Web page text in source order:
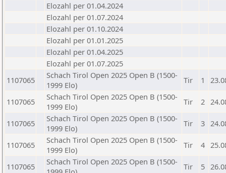
Elozahl per 01.04.2024
Elozahl per 01.07.2024
Elozahl per 01.10.2024
Elozahl per 01.01.2025
Elozahl per 01.04.2025
Elozahl per 01.07.2025
1107065
Schach Tirol Open 2025 Open B (1500-
1999 Elo)
Tir 1
1107065
Schach Tirol Open 2025 Open B (1500-
1999 Elo)
Tir 2
1107065
Schach Tirol Open 2025 Open B (1500-
1999 Elo)
Tir 3
1107065
Schach Tirol Open 2025 Open B (1500-
1999 Elo)
Tir 4
1107065
Schach Tirol Open 2025 Open B (1500-
Tir 5